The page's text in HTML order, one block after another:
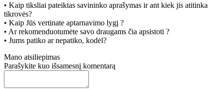
• Kaip tiksliai pateiktas savininko aprašymas ir ant kiek jis atitinka
tikrovės?
• Kaip Jūs vertinate aptarnavimo lygį ?
• Ar rekomenduotumėte savo draugams čia apsistoti ?
• Jums patiko ar nepatiko, kodėl?
Mano atsiliepimas
Parašykite kuo išsamesnį komentarą